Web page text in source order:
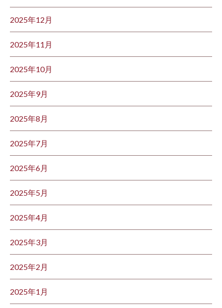
2025年12月
2025年11月
2025年10月
2025年9月
2025年8月
2025年7月
2025年6月
2025年5月
2025年4月
2025年3月
2025年2月
2025年1月